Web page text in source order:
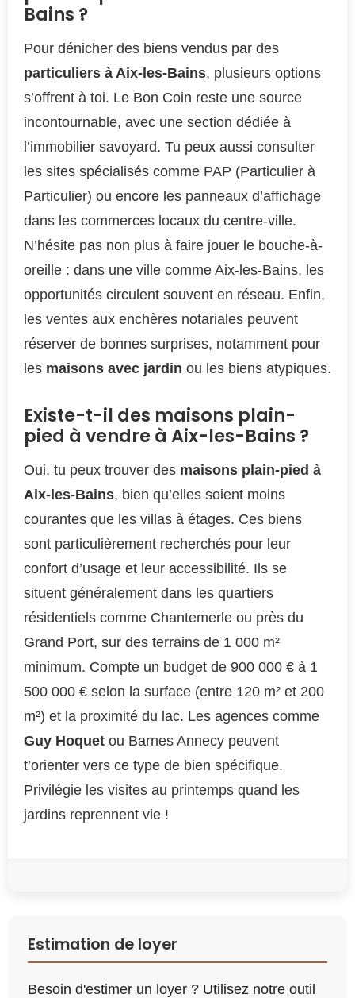
Bains ?
Pour dénicher des biens vendus par des
particuliers à Aix-les-Bains, plusieurs options
s’offrent à toi. Le Bon Coin reste une source
incontournable, avec une section dédiée à
l’immobilier savoyard. Tu peux aussi consulter
les sites spécialisés comme PAP (Particulier à
Particulier) ou encore les panneaux d’affichage
dans les commerces locaux du centre-ville.
N’hésite pas non plus à faire jouer le bouche-à-
oreille : dans une ville comme Aix-les-Bains, les
opportunités circulent souvent en réseau. Enfin,
les ventes aux enchères notariales peuvent
réserver de bonnes surprises, notamment pour
les maisons avec jardin ou les biens atypiques.
Existe-t-il des maisons plain-
pied à vendre à Aix-les-Bains ?
Oui, tu peux trouver des maisons plain-pied à
Aix-les-Bains, bien qu’elles soient moins
courantes que les villas à étages. Ces biens
sont particulièrement recherchés pour leur
confort d’usage et leur accessibilité. Ils se
situent généralement dans les quartiers
résidentiels comme Chantemerle ou près du
Grand Port, sur des terrains de 1 000 m²
minimum. Compte un budget de 900 000 € à 1
500 000 € selon la surface (entre 120 m² et 200
m²) et la proximité du lac. Les agences comme
Guy Hoquet ou Barnes Annecy peuvent
t’orienter vers ce type de bien spécifique.
Privilégie les visites au printemps quand les
jardins reprennent vie !
Estimation de loyer
Besoin d'estimer un loyer ? Utilisez notre outil